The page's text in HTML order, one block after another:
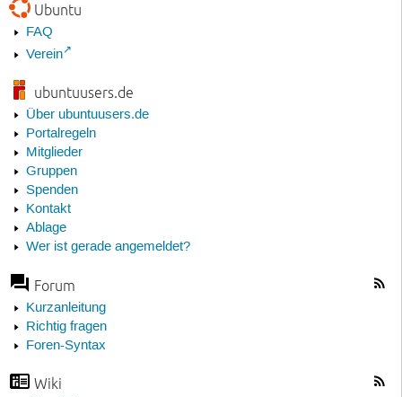
Ubuntu
FAQ
Verein
ubuntuusers.de
Über ubuntuusers.de
Portalregeln
Mitglieder
Gruppen
Spenden
Kontakt
Ablage
Wer ist gerade angemeldet?
Forum
Kurzanleitung
Richtig fragen
Foren-Syntax
Wiki